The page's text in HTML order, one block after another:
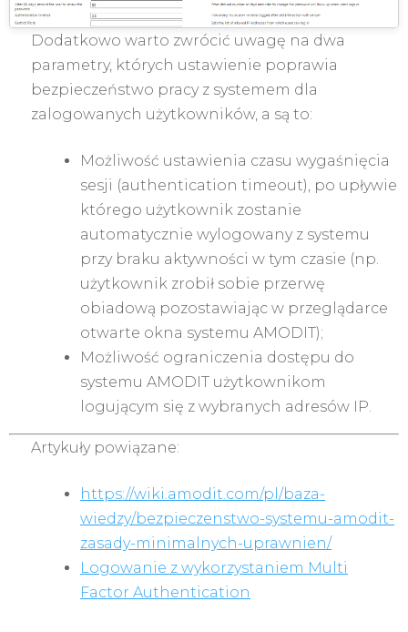
Dodatkowo warto zwrócić uwagę na dwa
parametry, których ustawienie poprawia
bezpieczeństwo pracy z systemem dla
zalogowanych użytkowników, a są to:
Możliwość ustawienia czasu wygaśnięcia
sesji (authentication timeout), po upływie
którego użytkownik zostanie
automatycznie wylogowany z systemu
przy braku aktywności w tym czasie (np.
użytkownik zrobił sobie przerwę
obiadową pozostawiając w przeglądarce
otwarte okna systemu AMODIT);
Możliwość ograniczenia dostępu do
systemu AMODIT użytkownikom
logującym się z wybranych adresów IP.
Artykuły powiązane:
https://wiki.amodit.com/pl/baza-
wiedzy/bezpieczenstwo-systemu-amodit-
zasady-minimalnych-uprawnien/
Logowanie z wykorzystaniem Multi
Factor Authentication